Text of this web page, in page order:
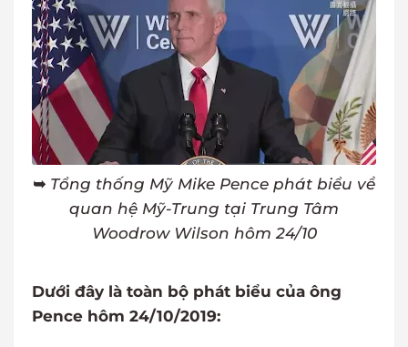
➥ Tổng thống Mỹ Mike Pence phát biểu về
quan hệ Mỹ-Trung tại Trung Tâm
Woodrow Wilson hôm 24/10
Dưới đây là toàn bộ phát biểu của ông
Pence hôm 24/10/2019: